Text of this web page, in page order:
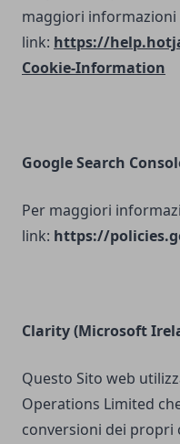
maggiori informazioni
link: https://
Cookie-Information
Google Search
Per maggiori
link: https://
Clarity (Microsoft
Questo Sito web
Operations Limited
conversioni dei propri